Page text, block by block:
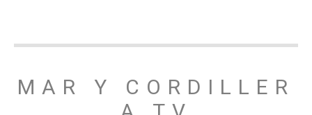
MAR Y CORDILLER